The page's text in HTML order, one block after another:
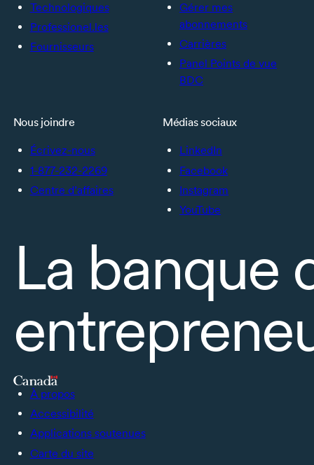
Technologiques
Professionel.les
Fournisseurs
Gérer mes
abonnements
Carrières
Panel Points de vue
BDC
Nous joindre
Écrivez-nous
1-877-232-2269
Centre d’affaires
Médias sociaux
LinkedIn
Facebook
Instagram
YouTube
La banque
À propos
Accessibilité
Applications soutenues
Carte du site